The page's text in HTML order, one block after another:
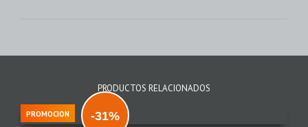
PRODUCTOS RELACIONADOS
PROMOCION -31%